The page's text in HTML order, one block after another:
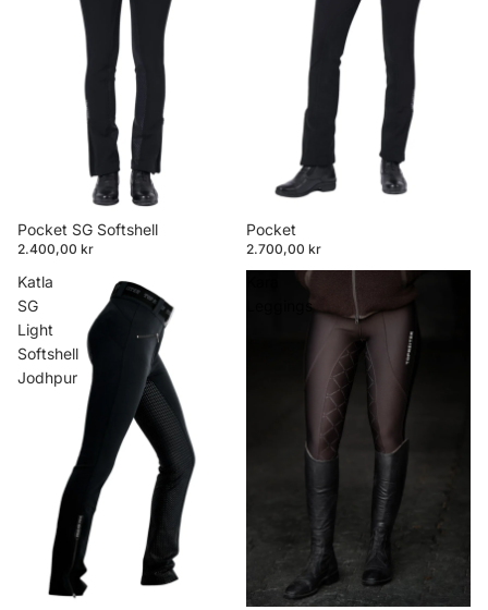
Pocket SG Softshell
2.400,00 kr
Pocket
2.700,00 kr
Katla
SG
Light
Softshell
Jodhpur
Leggings